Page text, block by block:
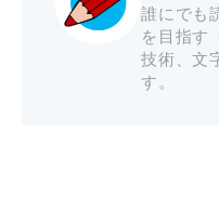
誰にでも
を目指す
技術、文
す。